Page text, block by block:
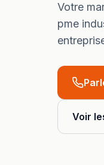
Votre
pme
Voir